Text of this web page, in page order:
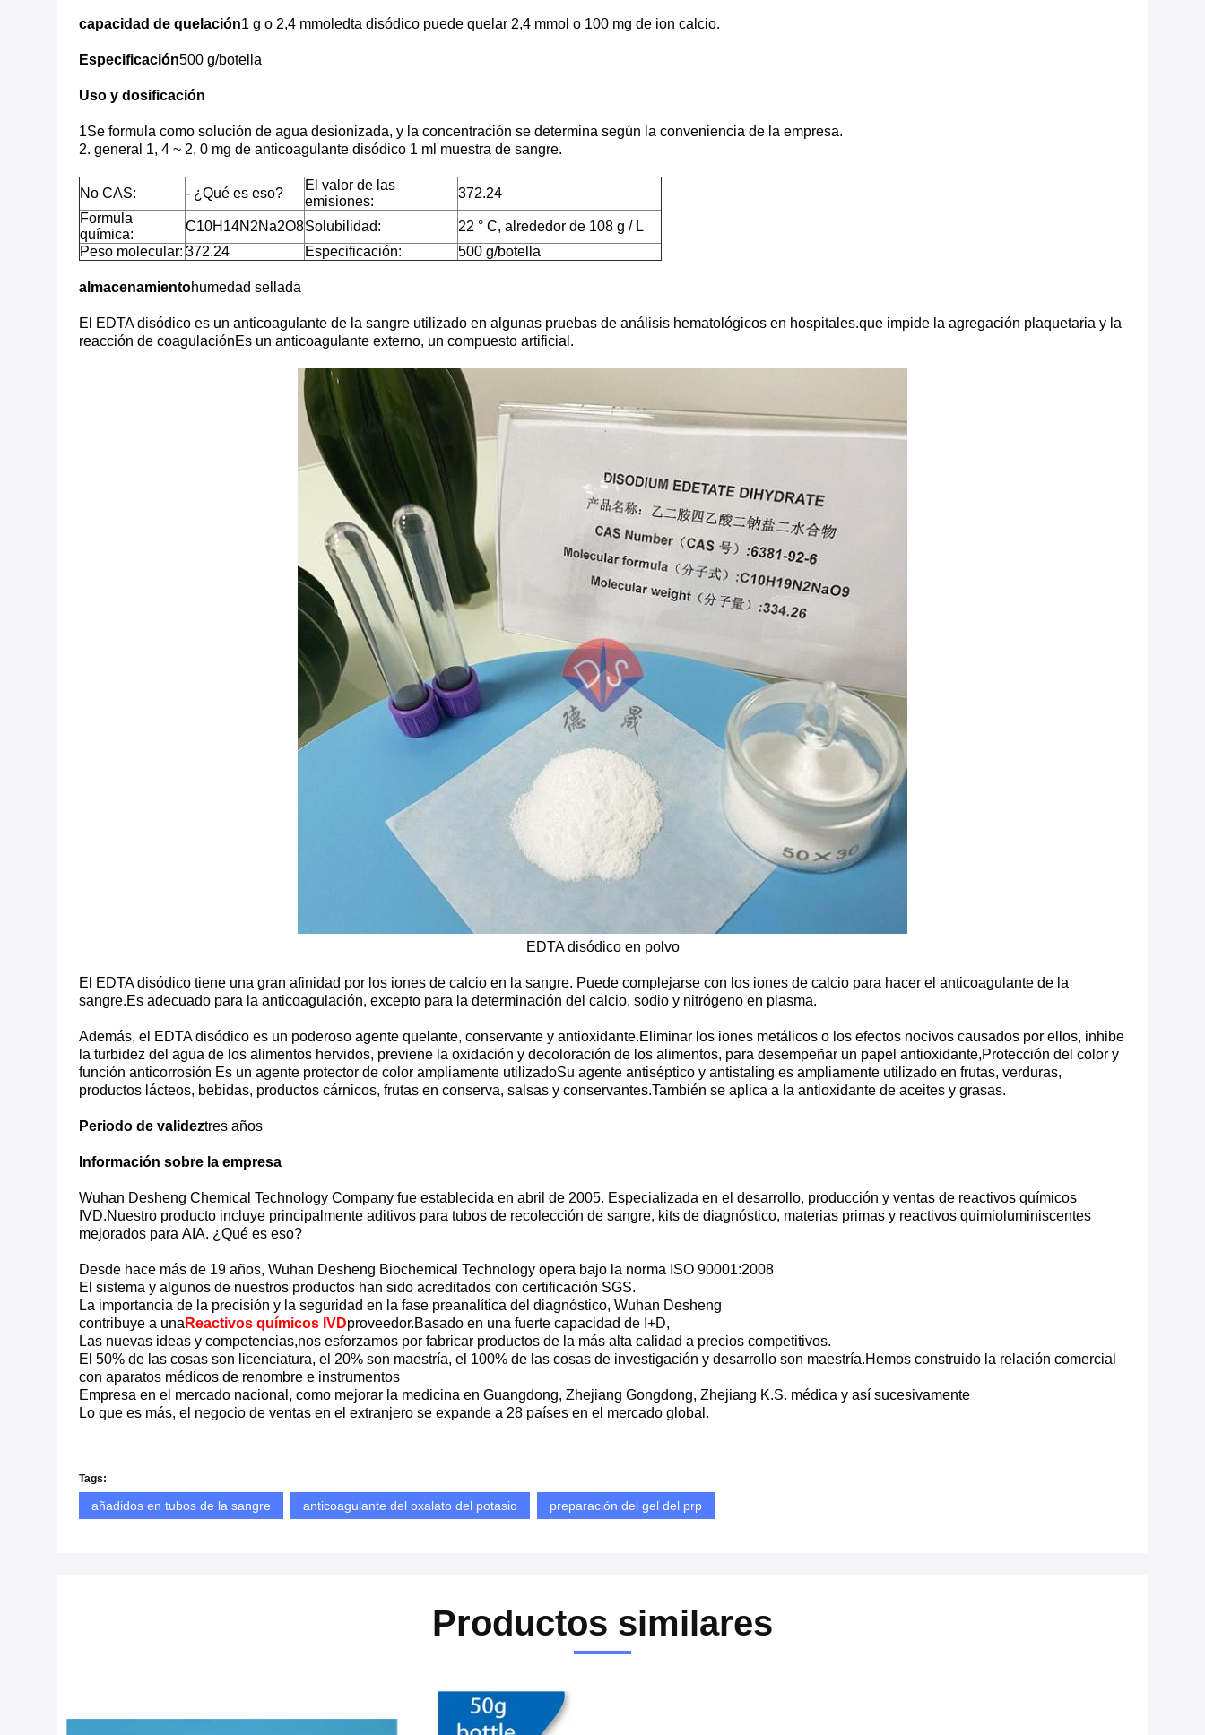
capacidad de quelación1 g o 2,4 mmoledta disódico puede quelar 2,4 mmol o 100 mg de ion calcio.
Especificación500 g/botella
Uso y dosificación
1Se formula como solución de agua desionizada, y la concentración se determina según la conveniencia de la empresa.
2. general 1, 4 ~ 2, 0 mg de anticoagulante disódico 1 ml muestra de sangre.
No CAS: - ¿Qué es eso?
El valor de las
emisiones:
372.24
Formula
química:
C10H14N2Na2O8Solubilidad:
22 ° C, alrededor de 108 g / L
Peso molecular: 372.24 Especificación: 500 g/botella
almacenamientohumedad sellada
El EDTA disódico es un anticoagulante de la sangre utilizado en algunas pruebas de análisis hematológicos en hospitales.que impide la agregación plaquetaria y la
reacción de coagulaciónEs un anticoagulante externo, un compuesto artificial.
EDTA disódico en polvo
El EDTA disódico tiene una gran afinidad por los iones de calcio en la sangre. Puede complejarse con los iones de calcio para hacer el anticoagulante de la
sangre.Es adecuado para la anticoagulación, excepto para la determinación del calcio, sodio y nitrógeno en plasma.
Además, el EDTA disódico es un poderoso agente quelante, conservante y antioxidante.Eliminar los iones metálicos o los efectos nocivos causados por ellos, inhibe
la turbidez del agua de los alimentos hervidos, previene la oxidación y decoloración de los alimentos, para desempeñar un papel antioxidante,Protección del color y
función anticorrosión Es un agente protector de color ampliamente utilizadoSu agente antiséptico y antistaling es ampliamente utilizado en frutas, verduras,
productos lácteos, bebidas, productos cárnicos, frutas en conserva, salsas y conservantes.También se aplica a la antioxidante de aceites y grasas.
Periodo de valideztres años
Información sobre la empresa
Wuhan Desheng Chemical Technology Company fue establecida en abril de 2005. Especializada en el desarrollo, producción y ventas de reactivos químicos
IVD.Nuestro producto incluye principalmente aditivos para tubos de recolección de sangre, kits de diagnóstico, materias primas y reactivos quimioluminiscentes
mejorados para AIA. ¿Qué es eso?
Desde hace más de 19 años, Wuhan Desheng Biochemical Technology opera bajo la norma ISO 90001:2008
El sistema y algunos de nuestros productos han sido acreditados con certificación SGS.
La importancia de la precisión y la seguridad en la fase preanalítica del diagnóstico, Wuhan Desheng
contribuye a una Reactivos químicos IVDproveedor.Basado en una fuerte capacidad de I+D,
Las nuevas ideas y competencias,nos esforzamos por fabricar productos de la más alta calidad a precios competitivos.
El 50% de las cosas son licenciatura, el 20% son maestría, el 100% de las cosas de investigación y desarrollo son maestría.Hemos construido la relación comercial
con aparatos médicos de renombre e instrumentos
Empresa en el mercado nacional, como mejorar la medicina en Guangdong, Zhejiang Gongdong, Zhejiang K.S. médica y así sucesivamente
Lo que es más, el negocio de ventas en el extranjero se expande a 28 países en el mercado global.
Tags:
añadidos en tubos de la sangre anticoagulante del oxalato del potasio preparación del gel del prp
Productos similares